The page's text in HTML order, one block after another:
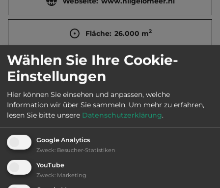
Fläche: 26.000 m2
Öffnungszeiten: 27.3. bis 30.9.
Telefon: 0031 543 517548
Ausstattung:
bis 20,- Euro
Wählen Sie Ihre Cookie-
Einstellungen
Hier können Sie einsehen und anpassen, welche
Information wir über Sie sammeln. Um mehr zu erfahren,
lesen Sie bitte unsere Datenschutzerklärung.
Google Analytics
Zweck: Besucher-Statistiken
YouTube
Zweck: Marketing